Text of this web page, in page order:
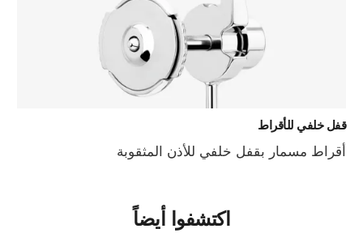
قفل خلفي للأقراط
أقراط مسمار بقفل خلفي للأذن المثقوبة
اكتشفوا أيضاً